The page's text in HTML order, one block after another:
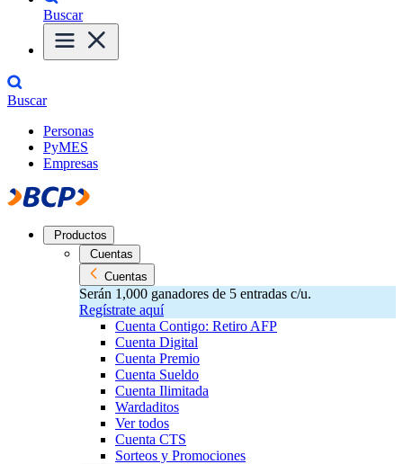
Buscar
Buscar
Personas
PyMES
Empresas
Productos
Cuentas
Cuentas
Serán 1,000 ganadores de 5 entradas c/u.
Regístrate aquí
Cuenta Contigo: Retiro AFP
Cuenta Digital
Cuenta Premio
Cuenta Sueldo
Cuenta Ilimitada
Wardaditos
Ver todos
Cuenta CTS
Sorteos y Promociones